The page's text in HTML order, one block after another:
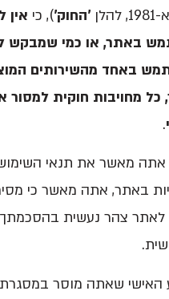
'החוק'), כי אין לך,
באתר, או כמי שמבקש
באחד מהשירותים
מחויבות חוקית למסור
מאשר את תנאי השימוש
באתר, אתה מאשר כי
צהר נעשית בהסכמתך
שאתה מוסר במסגרת